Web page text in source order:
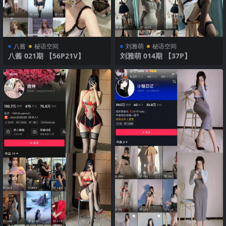
八酱 秘语空间
八酱 021期 【56P21V】
刘雅萌 秘语空间
刘雅萌 014期 【37P】